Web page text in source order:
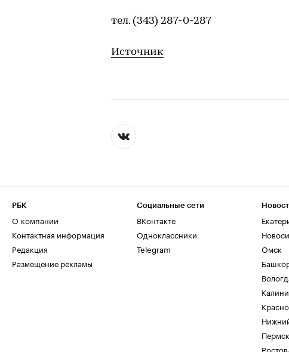
тел. (343) 287-0-287
Источник
РБК
О компании
Контактная информация
Редакция
Размещение рекламы
Социальные сети
ВКонтакте
Одноклассники
Telegram
Омск